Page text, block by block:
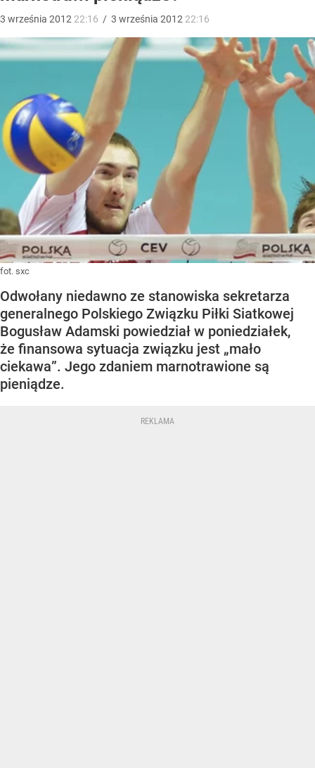
3 września 2012 22:16 / 3 września 2012 22:16
fot. sxc
Odwołany niedawno ze stanowiska sekretarza
generalnego Polskiego Związku Piłki Siatkowej
Bogusław Adamski powiedział w poniedziałek,
że finansowa sytuacja związku jest „mało
ciekawa”. Jego zdaniem marnotrawione są
pieniądze.